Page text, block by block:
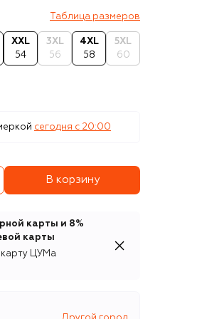
Таблица размеров
XXL
54
3XL
56
4XL
58
5XL
60
сегодня c 20:00
В корзину
карты и 8%
карты
ЦУМа